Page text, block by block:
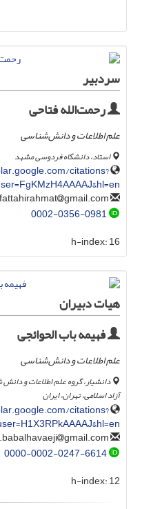
سردبیر
رحمت‌الله فتاحی
علم اطلاعات و دانش‌شناسی
استاد، دانشگاه فردوسی مشهد
citations?
gmail.com
0002-0356-0981
h-index:16
هیات دبیران
فهیمه باب الحوائجی
علم اطلاعات و دانش‌شناسی
دانشیار، گروه علم اطلاعات و
آزاد اسلامی، تهران، ایران
citations?
gmail.com
0000-0002-0247-6614
h-index:12